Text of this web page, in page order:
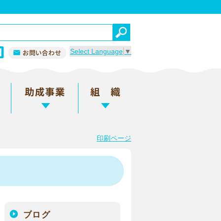
Select Language ▼
印刷ページ
ブログ